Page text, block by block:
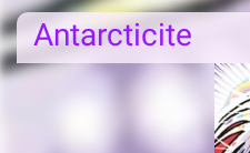
Antarcticite